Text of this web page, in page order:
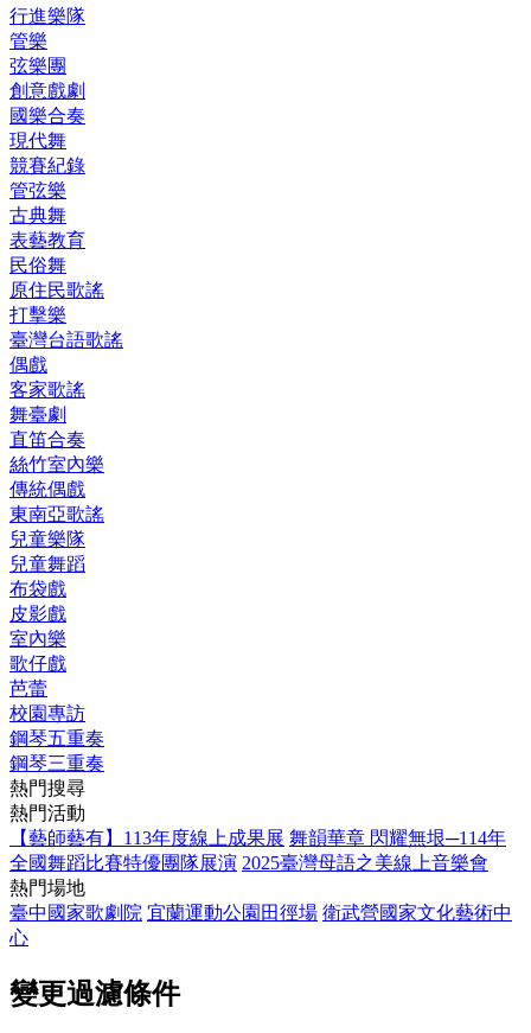
行進樂隊
管樂
弦樂團
創意戲劇
國樂合奏
現代舞
競賽紀錄
管弦樂
古典舞
表藝教育
民俗舞
原住民歌謠
打擊樂
臺灣台語歌謠
偶戲
客家歌謠
舞臺劇
直笛合奏
絲竹室內樂
傳統偶戲
東南亞歌謠
兒童樂隊
兒童舞蹈
布袋戲
皮影戲
室內樂
歌仔戲
芭蕾
校園專訪
鋼琴五重奏
鋼琴三重奏
熱門搜尋
熱門活動
【藝師藝有】113年度線上成果展 舞韻華章 閃耀無垠─114年
全國舞蹈比賽特優團隊展演 2025臺灣母語之美線上音樂會
熱門場地
臺中國家歌劇院 宜蘭運動公園田徑場 衛武營國家文化藝術中
心
變更過濾條件